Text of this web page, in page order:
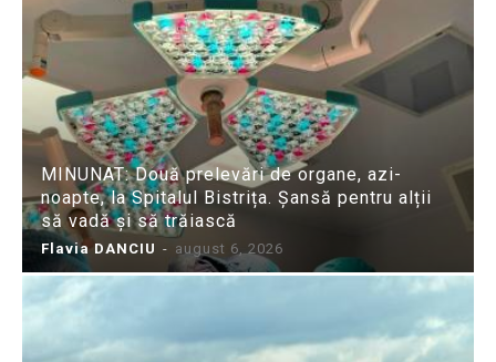
MINUNAT: Două prelevări de organe, azi-
noapte, la Spitalul Bistrița. Șansă pentru alții
să vadă și să trăiască
Flavia DANCIU - august 6, 2026